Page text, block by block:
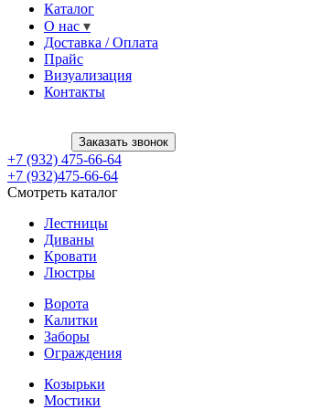
Каталог
О нас
Доставка / Оплата
Прайс
Визуализация
Контакты
Заказать звонок
+7 (932) 475-66-64
+7 (932)475-66-64
Смотреть каталог
Лестницы
Диваны
Кровати
Люстры
Ворота
Калитки
Заборы
Ограждения
Козырьки
Мостики